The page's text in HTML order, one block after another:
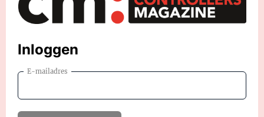
Inloggen
E-mailadres